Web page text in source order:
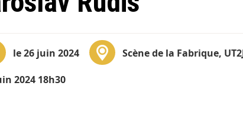
le 26 juin 2024
2024 18h30
Scène de la Fabrique,